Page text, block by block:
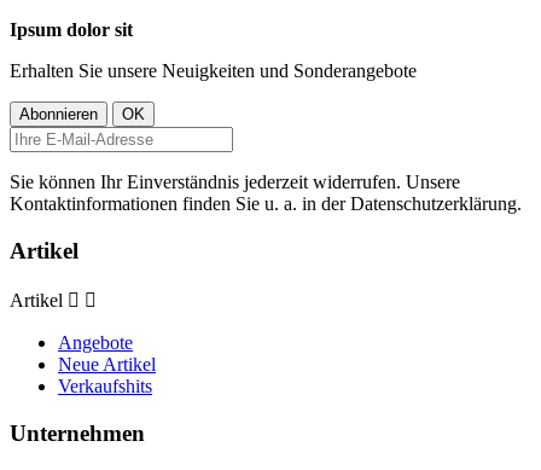
Ipsum dolor sit
Erhalten Sie unsere Neuigkeiten und Sonderangebote
Sie können Ihr Einverständnis jederzeit widerrufen. Unsere
Kontaktinformationen finden Sie u. a. in der Datenschutzerklärung.
Artikel
Artikel  
Angebote
Neue Artikel
Verkaufshits
Unternehmen